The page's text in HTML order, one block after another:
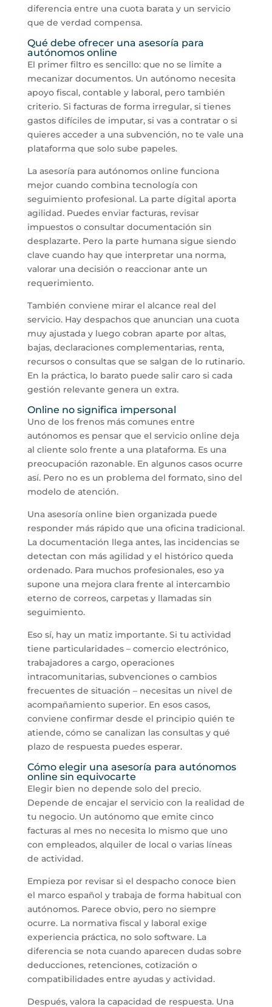
diferencia entre una cuota barata y un servicio
que de verdad compensa.
Qué debe ofrecer una asesoría para
autónomos online
El primer filtro es sencillo: que no se limite a
mecanizar documentos. Un autónomo necesita
apoyo fiscal, contable y laboral, pero también
criterio. Si facturas de forma irregular, si tienes
gastos difíciles de imputar, si vas a contratar o si
quieres acceder a una subvención, no te vale una
plataforma que solo sube papeles.
La asesoría para autónomos online funciona
mejor cuando combina tecnología con
seguimiento profesional. La parte digital aporta
agilidad. Puedes enviar facturas, revisar
impuestos o consultar documentación sin
desplazarte. Pero la parte humana sigue siendo
clave cuando hay que interpretar una norma,
valorar una decisión o reaccionar ante un
requerimiento.
También conviene mirar el alcance real del
servicio. Hay despachos que anuncian una cuota
muy ajustada y luego cobran aparte por altas,
bajas, declaraciones complementarias, renta,
recursos o consultas que se salgan de lo rutinario.
En la práctica, lo barato puede salir caro si cada
gestión relevante genera un extra.
Online no significa impersonal
Uno de los frenos más comunes entre
autónomos es pensar que el servicio online deja
al cliente solo frente a una plataforma. Es una
preocupación razonable. En algunos casos ocurre
así. Pero no es un problema del formato, sino del
modelo de atención.
Una asesoría online bien organizada puede
responder más rápido que una oficina tradicional.
La documentación llega antes, las incidencias se
detectan con más agilidad y el histórico queda
ordenado. Para muchos profesionales, eso ya
supone una mejora clara frente al intercambio
eterno de correos, carpetas y llamadas sin
seguimiento.
Eso sí, hay un matiz importante. Si tu actividad
tiene particularidades – comercio electrónico,
trabajadores a cargo, operaciones
intracomunitarias, subvenciones o cambios
frecuentes de situación – necesitas un nivel de
acompañamiento superior. En esos casos,
conviene confirmar desde el principio quién te
atiende, cómo se canalizan las consultas y qué
plazo de respuesta puedes esperar.
Cómo elegir una asesoría para autónomos
online sin equivocarte
Elegir bien no depende solo del precio.
Depende de encajar el servicio con la realidad de
tu negocio. Un autónomo que emite cinco
facturas al mes no necesita lo mismo que uno
con empleados, alquiler de local o varias líneas
de actividad.
Empieza por revisar si el despacho conoce bien
el marco español y trabaja de forma habitual con
autónomos. Parece obvio, pero no siempre
ocurre. La normativa fiscal y laboral exige
experiencia práctica, no solo software. La
diferencia se nota cuando aparecen dudas sobre
deducciones, retenciones, cotización o
compatibilidades entre ayudas y actividad.
Después, valora la capacidad de respuesta. Una